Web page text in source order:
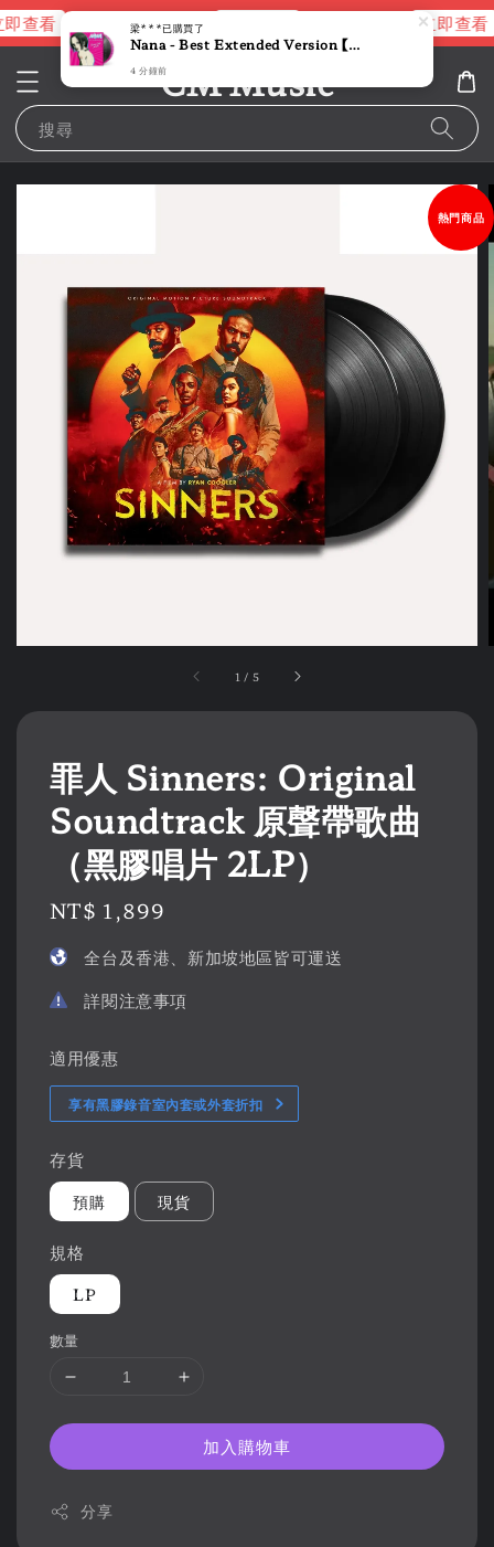
查看 進擊的巨人片頭曲 立即查看
CM Music
搜尋
1 / 5
熱門商品
罪人 Sinners: Original
Soundtrack 原聲帶歌曲
（黑膠唱片 2LP）
Regular
NT$ 1,899
全台及香港、新加坡地區皆可運送
詳閱注意事項
適用優惠
享有黑膠錄音室內套或外套折扣
存貨
預購 現貨
規格
LP
數量
加入購物車
分享
梁***已購買了
Nana - Best Extended Version 【粉紫潑墨彩膠】（黑膠唱片 LP）
4 分鐘前